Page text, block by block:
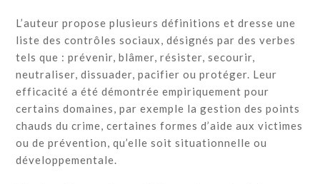
L’auteur propose plusieurs définitions et dresse une
liste des contrôles sociaux, désignés par des verbes
tels que : prévenir, blâmer, résister, secourir,
neutraliser, dissuader, pacifier ou protéger. Leur
efficacité a été démontrée empiriquement pour
certains domaines, par exemple la gestion des points
chauds du crime, certaines formes d’aide aux victimes
ou de prévention, qu’elle soit situationnelle ou
développementale.